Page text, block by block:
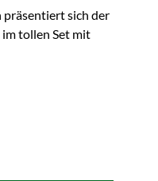
sich der
im tollen Set mit